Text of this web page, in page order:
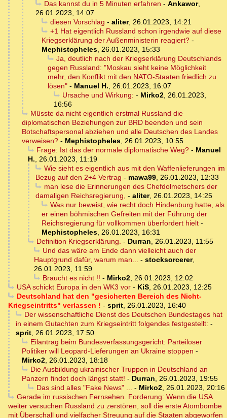
Das kannst du in 5 Minuten erfahren - Ankawor,
26.01.2023, 14:07
diesen Vorschlag - aliter, 26.01.2023, 14:21
+1 Hat eigentlich Russland schon irgendwie auf diese
Kriegserklärung der Außenministerin reagiert? -
Mephistopheles, 26.01.2023, 15:33
Ja, deutlich nach der Kriegserklärung Deutschlands
gegen Russland: "Moskau sieht keine Möglichkeit
mehr, den Konflikt mit den NATO-Staaten friedlich zu
lösen" - Manuel H., 26.01.2023, 16:07
Ursache und Wirkung: - Mirko2, 26.01.2023,
16:56
Müsste da nicht eigentlich erstmal Russland die
diplomatischen Beziehungen zur BRD beenden und sein
Botschaftspersonal abziehen und alle Deutschen des Landes
verweisen? - Mephistopheles, 26.01.2023, 10:55
Frage: Ist das der normale diplomatische Weg?- Manuel
H., 26.01.2023, 11:19
Wie sieht es eigentlich aus mit den Waffenlieferungen im
Bezug auf den 2+4 Vertrag - mawa99, 26.01.2023, 12:33
man lese die Erinnerungen des Chefdolmetschers der
damaligen Reichsregierung, - aliter, 26.01.2023, 14:25
Was nur beweist, wie recht doch Hindenburg hatte, als
er einen böhmischen Gefreiten mit der Führung der
Reichsregierung für vollkommen überfordert hielt -
Mephistopheles, 26.01.2023, 16:31
Definition Kriegserklärung. - Durran, 26.01.2023, 11:55
Und das wäre am Ende dann vielleicht auch der
Hauptgrund dafür, warum man... - stocksorcerer,
26.01.2023, 11:59
Braucht es nicht !! - Mirko2, 26.01.2023, 12:02
USA schickt Europa in den WK3 vor- KiS, 26.01.2023, 12:25
Deutschland hat den "gesicherten Bereich des Nicht-
Kriegseintritts" verlassen ! - sprit, 26.01.2023, 16:40
Der wissenschaftliche Dienst des Deutschen Bundestages hat
in einem Gutachten zum Kriegseintritt folgendes festgestellt: -
sprit, 26.01.2023, 17:50
Eilantrag beim Bundesverfassungsgericht: Parteiloser
Politiker will Leopard-Lieferungen an Ukraine stoppen -
Mirko2, 26.01.2023, 18:18
Die Ausbildung ukrainischer Truppen in Deutschland an
Panzern findet doch längst statt! - Durran, 26.01.2023, 19:55
Das sind alles "Fake News" ... - Mirko2, 26.01.2023, 20:16
Gerade im russischen Fernsehen. Forderung: Wenn die USA
weiter versuchen Russland zu zerstören, soll die erste Atombombe
mit Überschall und vielfacher Streuung auf die Staaten abgeworfen